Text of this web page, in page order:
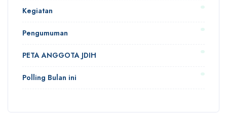
Kegiatan
Pengumuman
PETA ANGGOTA JDIH
Polling Bulan ini